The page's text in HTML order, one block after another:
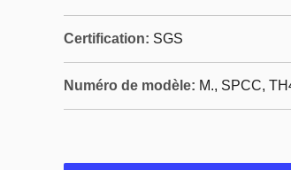
Certification: SGS
Numéro de modèle: M., SPCC,